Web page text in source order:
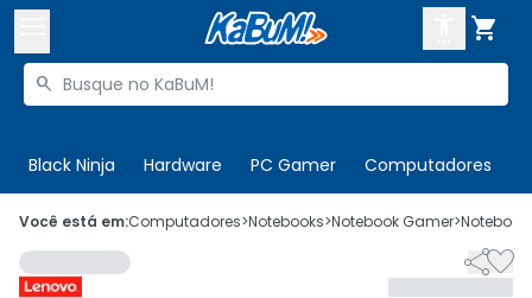

Buscar produtos

Black Ninja Hardware PC Gamer Computadores
 Olá. Acesse sua conta
 Departamentos
Você está em:Computadores>Notebooks>Notebook Gamer>
